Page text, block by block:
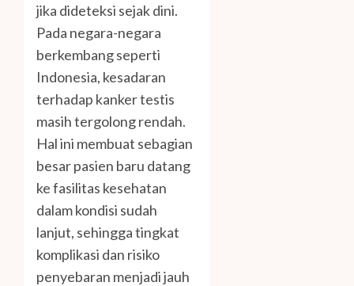
jika dideteksi sejak dini.
Pada negara-negara
berkembang seperti
Indonesia, kesadaran
terhadap kanker testis
masih tergolong rendah.
Hal ini membuat sebagian
besar pasien baru datang
ke fasilitas kesehatan
dalam kondisi sudah
lanjut, sehingga tingkat
komplikasi dan risiko
penyebaran menjadi jauh